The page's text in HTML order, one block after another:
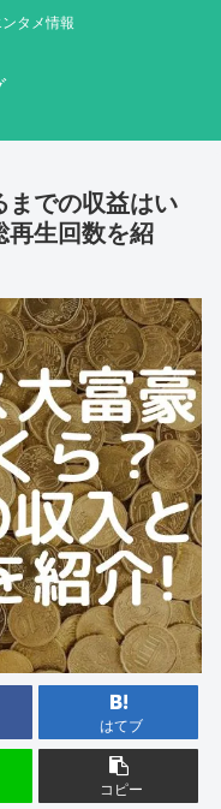
タメ情報
での収益はい
再生回数を紹
はてブ
コピー